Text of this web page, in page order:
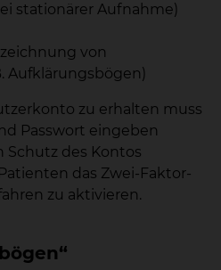
stationärer Aufnahme)
von
Aufklärungsbögen)
zu erhalten muss
Passwort eingeben
Schutz des Kontos
das Zwei-Faktor-
zu aktivieren.